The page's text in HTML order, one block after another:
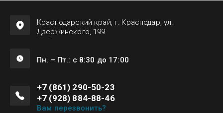
Краснодарский край, г. Краснодар, ул.
Дзержинского, 199
Пн. – Пт.: с 8:30 до 17:00
+7 (861) 290-50-23
+7 (928) 884-88-46
Вам перезвонить?